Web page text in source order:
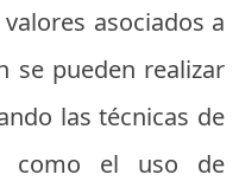
asociados a
se pueden realizar
las técnicas de
como el uso de